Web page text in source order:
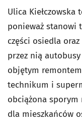
Ulica Kiełczowska
ponieważ stanowi
części osiedla
przez nią
objętym
technikum i
obciążona sporym
dla mieszkańców